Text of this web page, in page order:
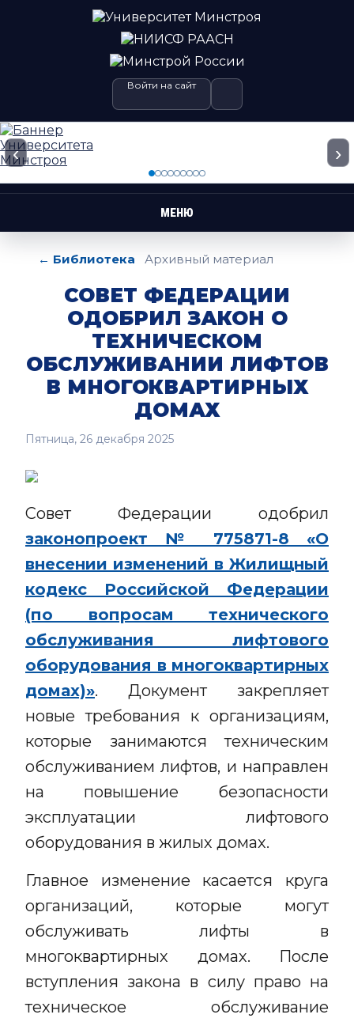
Войти на сайт
‹ ›
МЕНЮ
← Библиотека Архивный материал
СОВЕТ ФЕДЕРАЦИИ
ОДОБРИЛ ЗАКОН О
ТЕХНИЧЕСКОМ
ОБСЛУЖИВАНИИ ЛИФТОВ
В МНОГОКВАРТИРНЫХ
ДОМАХ
Пятница, 26 декабря 2025
Совет Федерации одобрил
законопроект № 775871-8 «О
внесении изменений в Жилищный
кодекс Российской Федерации
(по вопросам технического
обслуживания лифтового
оборудования в многоквартирных
домах)». Документ закрепляет
новые требования к организациям,
которые занимаются техническим
обслуживанием лифтов, и направлен
на повышение безопасности
эксплуатации лифтового
оборудования в жилых домах.
Главное изменение касается круга
организаций, которые могут
обслуживать лифты в
многоквартирных домах. После
вступления закона в силу право на
техническое обслуживание